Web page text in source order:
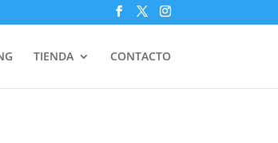
TIENDA CONTACTO